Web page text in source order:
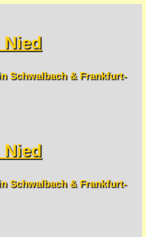
Schwalbach & Frankfurt-
Schwalbach & Frankfurt-